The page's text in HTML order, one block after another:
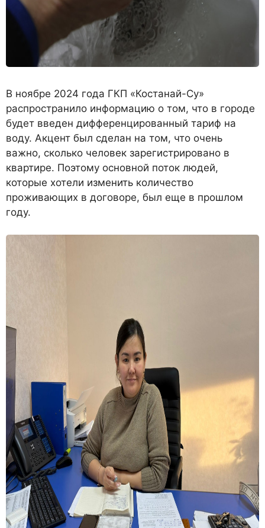
В ноябре 2024 года ГКП «Костанай-Су»
распространило информацию о том, что в городе
будет введен дифференцированный тариф на
воду. Акцент был сделан на том, что очень
важно, сколько человек зарегистрировано в
квартире. Поэтому основной поток людей,
которые хотели изменить количество
проживающих в договоре, был еще в прошлом
году.